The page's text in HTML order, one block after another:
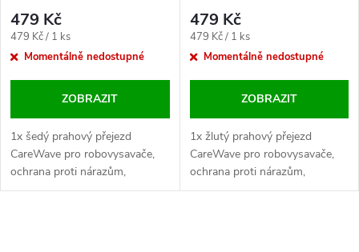
479 Kč
Měrná
cena:
479 Kč / 1 ks
Momentálně nedostupné
ZOBRAZIT
1x šedý prahový přejezd
CareWave pro robovysavače,
ochrana proti nárazům,
efektivní čištění přechodů.
479 Kč
Měrná
cena:
479 Kč / 1 ks
Momentálně nedostupné
ZOBRAZIT
1x žlutý prahový přejezd
CareWave pro robovysavače,
ochrana proti nárazům,
efektivní čištění přechodů.